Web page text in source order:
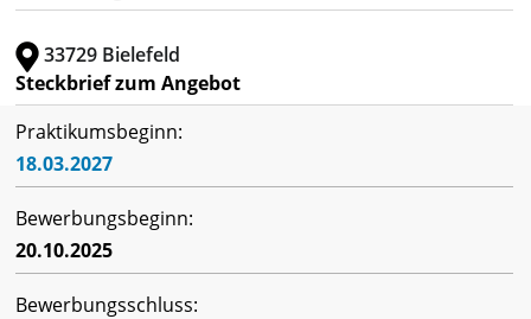
33729 Bielefeld
Steckbrief zum Angebot
Praktikumsbeginn:
18.03.2027
Bewerbungsbeginn:
20.10.2025
Bewerbungsschluss: